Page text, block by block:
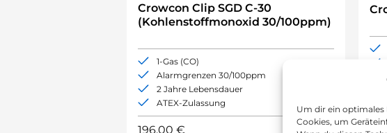
Um dir ein optimales
Cookies, um
Crowcon Clip SGD C-30
(Kohlenstoffmonoxid 30/100ppm)
196,00 €
1-Gas (CO)
Alarmgrenzen 30/100ppm
2 Jahre Lebensdauer
ATEX-Zulassung